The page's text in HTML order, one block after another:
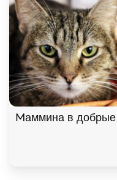
Маммина в добрые